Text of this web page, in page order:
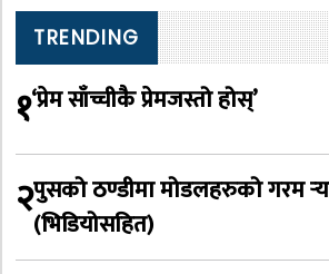
TRENDING
१‘प्रेम साँच्चीकै प्रेमजस्तो होस्’
२पुसको ठण्डीमा मोडलहरुको गरम
(भिडियोसहित)